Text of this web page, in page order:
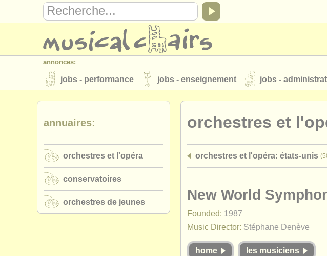
annonces:
jobs - performance jobs - enseignement jobs -
instruments à vendre instruments volés
annuaires:
musicalchairs:
éditeurs:
ajouter votre annonce
orchestres et
orchestres et l'opéra: états-unis
New World
Founded: 1987
Music Director: Stéphane Denève
home les musiciens
annuaires:
orchestres et l'opéra
conservatoires
orchestres de jeunes